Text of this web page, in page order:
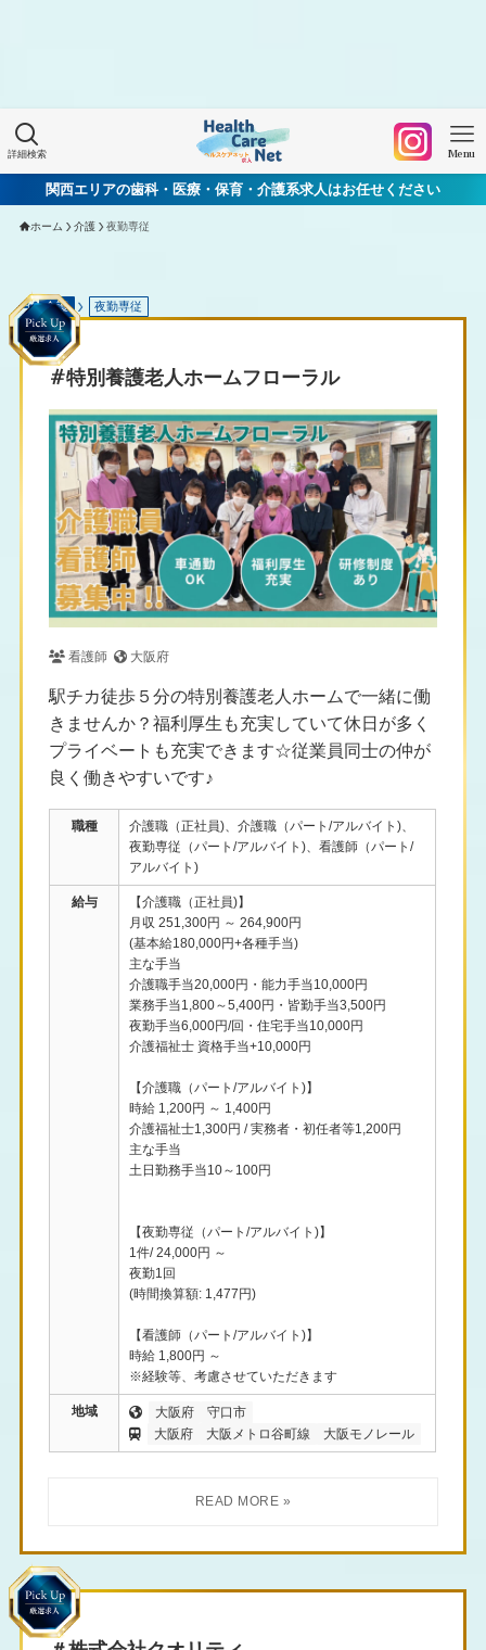
詳細検索 Menu
関西エリアの歯科・医療・保育・介護系求人はお任せください
ホーム 介護 夜勤専従
介護 夜勤専従
#特別養護老人ホームフローラル
看護師 大阪府
駅チカ徒歩５分の特別養護老人ホームで一緒に働
きませんか？福利厚生も充実していて休日が多く
プライベートも充実できます☆従業員同士の仲が
良く働きやすいです♪
職種
介護職（正社員)、介護職（パート/アルバイト)、
夜勤専従（パート/アルバイト)、看護師（パート/
アルバイト)
給与
【介護職（正社員)】
月収 251,300円 ～ 264,900円
(基本給180,000円+各種手当)
主な手当
介護職手当20,000円・能力手当10,000円
業務手当1,800～5,400円・皆勤手当3,500円
夜勤手当6,000円/回・住宅手当10,000円
介護福祉士 資格手当+10,000円
【介護職（パート/アルバイト)】
時給 1,200円 ～ 1,400円
介護福祉士1,300円 / 実務者・初任者等1,200円
主な手当
土日勤務手当10～100円
【夜勤専従（パート/アルバイト)】
1件/ 24,000円 ～
夜勤1回
(時間換算額: 1,477円)
【看護師（パート/アルバイト)】
時給 1,800円 ～
※経験等、考慮させていただきます
地域 大阪府
守口市
大阪府
大阪メトロ谷町線 大阪モノレール